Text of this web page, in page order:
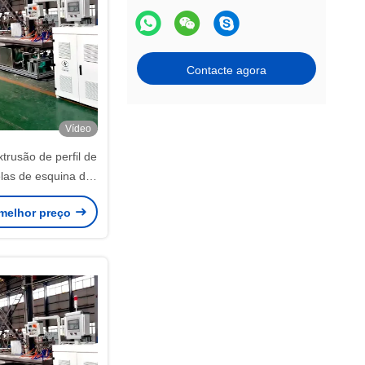
Contacte agora
Vídeo
de perfil de
de esquina de
de Shenzhen
preço